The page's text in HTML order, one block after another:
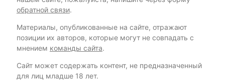
обратной связи.
Материалы, опубликованные на сайте, отражают
позиции их авторов, которые могут не совпадать с
мнением команды сайта.
Сайт может содержать контент, не предназначенный
для лиц младше 18 лет.